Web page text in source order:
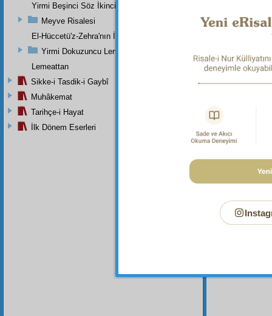
O
seyyal
Yirmi Beşinci Söz İkinci Cilve
Meyve Risalesi
El-Hüccetü'z-Zehra'nın İkinci Makamı
Yirmi Dokuzuncu Lem'a İkinci Bab
Lemeattan
Sikke-i Tasdik-i Gaybî
Muhâkemat
Tarihçe-i Hayat
İlk Dönem Eserleri